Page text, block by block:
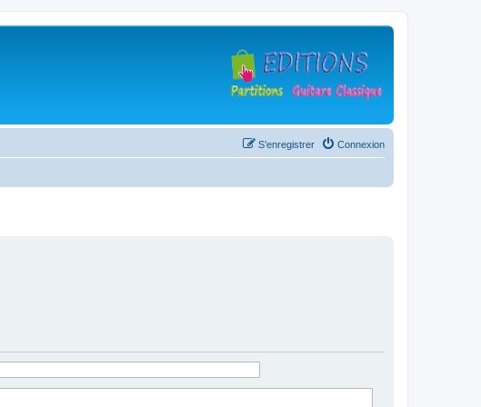
Connexion
S’enregistrer